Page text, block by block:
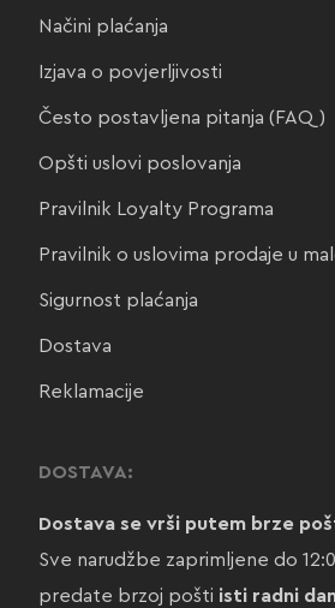
Načini plaćanja
Izjava o povjerljivosti
Često postavljena pitanja (FAQ)
Opšti uslovi poslovanja
Pravilnik Loyalty Programa
Pravilnik o uslovima prodaje u
Sigurnost plaćanja
Dostava
Reklamacije
DOSTAVA:
Dostava se vrši putem brze
Sve narudžbe zaprimljene do
predate brzoj pošti isti radni